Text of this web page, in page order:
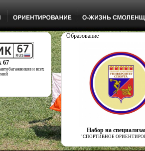
67
и всех
Образование
Набор на
"СПОРТИВНОЕ